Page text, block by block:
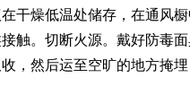
干燥低温处储存，在通风
触。切断火源。戴好防毒
，然后运至空旷的地方掩